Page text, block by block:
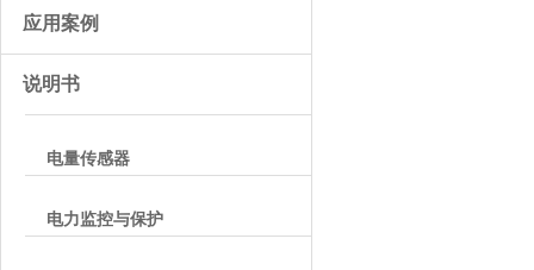
应用案例
说明书
电量传感器
电力监控与保护